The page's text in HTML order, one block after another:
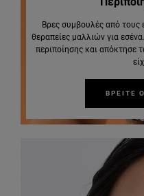
Βρες συμβουλές από τους
θεραπείες μαλλιών για
περιποίησης και απόκτησε
ΒΡΕΙΤΕ